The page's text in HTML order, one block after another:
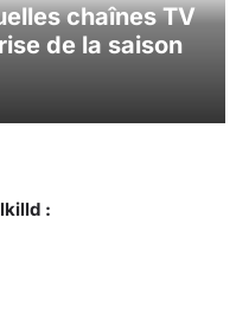
chaînes TV
de la saison
: